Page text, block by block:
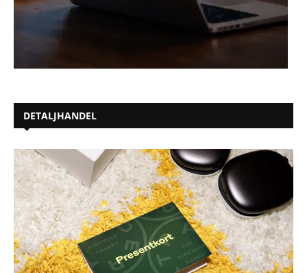
DETALJHANDEL